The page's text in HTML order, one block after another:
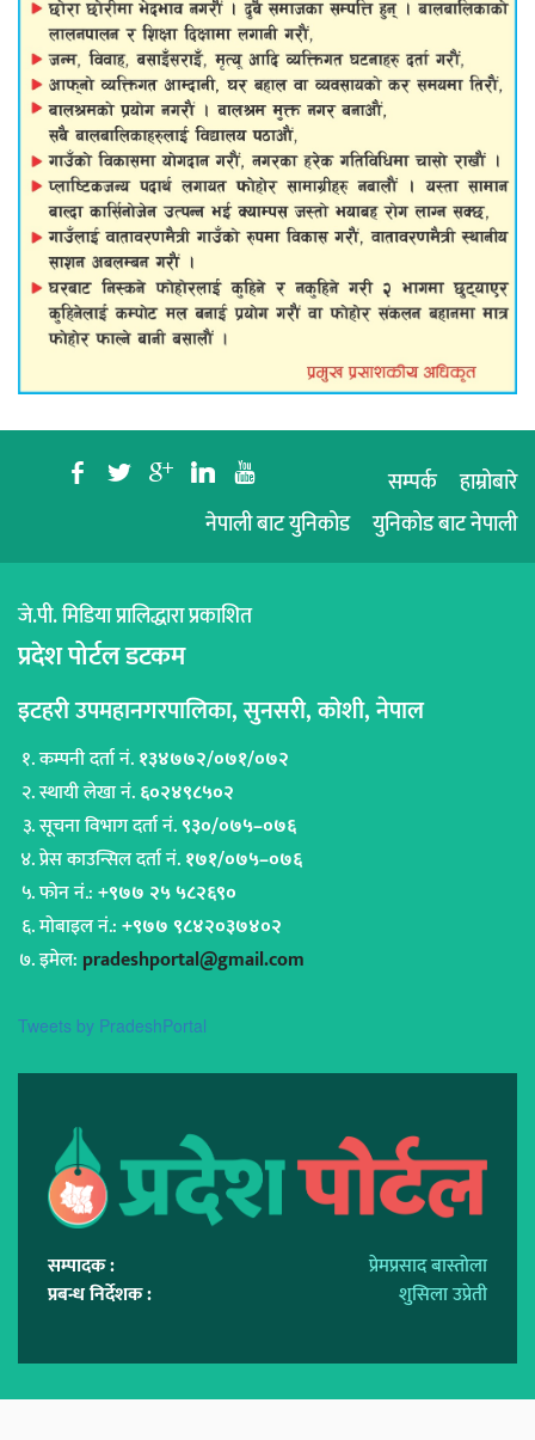
b a c j r सम्पर्क
हाम्रोबारे
नेपाली बाट युनिकोड
युनिकोड बाट नेपाली
जे.पी. मिडिया प्रालिद्धारा प्रकाशित
प्रदेश पोर्टल डटकम
इटहरी उपमहानगरपालिका, सुनसरी, कोशी, नेपाल
कम्पनी दर्ता नं.१३४७७२/०७१/०७२
स्थायी लेखा नं.६०२४९८५०२
सूचना विभाग दर्ता नं.९३०/०७५–०७६
प्रेस काउन्सिल दर्ता नं.१७१/०७५–०७६
फोन नं.:+९७७ २५ ५८२६९०
मोबाइल नं.:+९७७ ९८४२०३७४०२
इमेल: pradeshportal@gmail.com
Tweets by PradeshPortal
सम्पादक :
प्रेमप्रसाद बास्तोला
प्रबन्ध निर्देशक :
शुसिला उप्रेती